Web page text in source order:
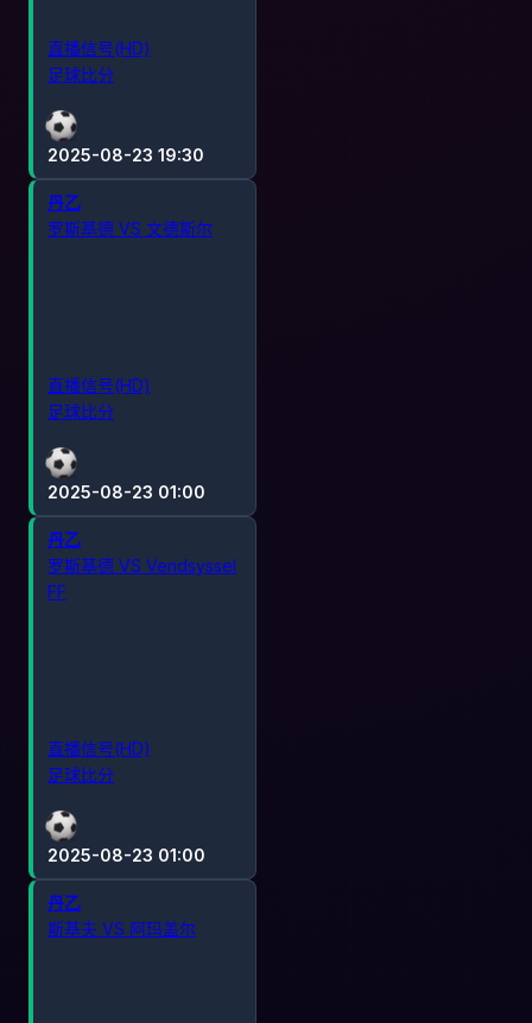
2025-08-23 19:30
直播信号(HD)
足球比分
2025-08-23 01:00
丹乙
罗斯基德 VS 文德斯尔
直播信号(HD)
足球比分
2025-08-23 01:00
丹乙
罗斯基德 VS Vendsyssel
FF
直播信号(HD)
足球比分
丹乙
斯基夫 VS 阿玛盖尔